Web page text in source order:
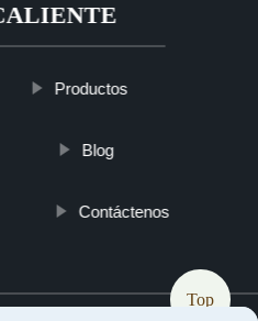
Productos
Blog
Contáctenos
Top